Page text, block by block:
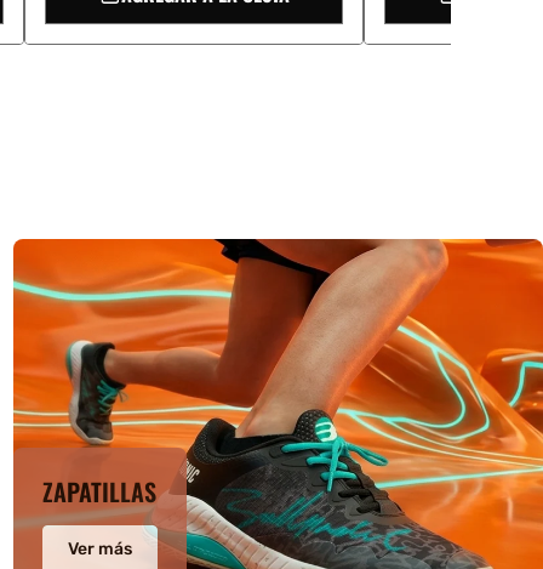
ZAPATILLAS
Ver más